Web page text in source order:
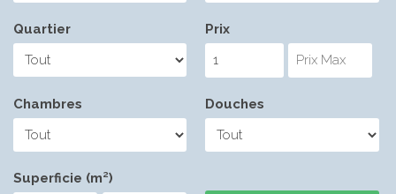
Quartier Prix
Chambres Douches
Superficie (m²)